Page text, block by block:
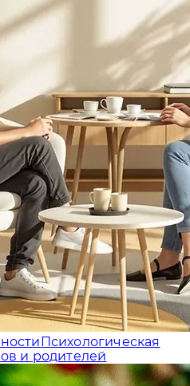
Психологическая
и родителей